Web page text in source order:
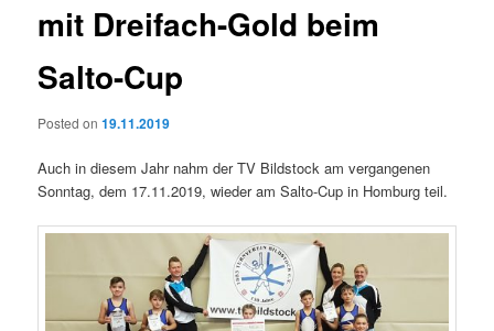
mit Dreifach-Gold beim
Salto-Cup
Posted on19.11.2019
Auch in diesem Jahr nahm der TV Bildstock am vergangenen
Sonntag, dem 17.11.2019, wieder am Salto-Cup in Homburg teil.